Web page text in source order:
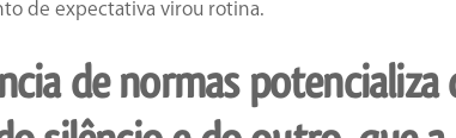
de expectativa virou rotina.
de normas potencializa